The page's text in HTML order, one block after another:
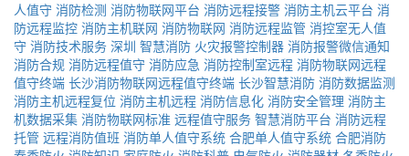
人值守 消防检测 消防物联网平台 消防远程接警 消防主机云平台 消
防远程监控 消防主机联网 消防物联网 消防远程监管 消控室无人值
守 消防技术服务 深圳 智慧消防 火灾报警控制器 消防报警微信通知
消防合规 消防远程值守 消防应急 消防控制室远程 消防物联网远程
值守终端 长沙消防物联网远程值守终端 长沙智慧消防 消防数据监测
消防主机远程复位 消防主机远程 消防信息化 消防安全管理 消防主
机数据采集 消防物联网标准 远程值守服务 智慧消防平台 消防远程
托管 远程消防值班 消防单人值守系统 合肥单人值守系统 合肥消防